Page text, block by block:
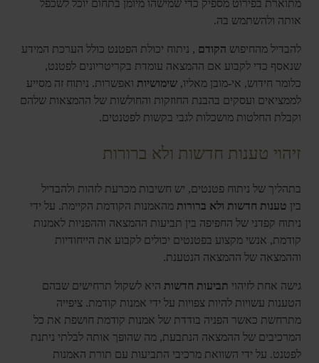
מתוארת בפירוט מספיק כדי שמישהו מיומן בתחום יוכל לשכפל
אותה ולהשתמש בה.
להבדיל מהחיפוש הקודם , ניתוח יכולת הפטנט כולל הערכת המידע
שנאסף כדי לקבוע אם ההמצאה עומדת בקריטריונים לפטנט,
כלומר חידוש, אי-מובן מאליו,שימושיות ואפשרות. ניתוח זה מסייע
לממציאים ועסקים בהבנת החוזקות והחולשות של ההמצאות שלהם
וקבלת החלטות מושכלות לגבי בקשות לפטנטים.
זיהוי טענות חדשות ולא ברורות
בתהליך של ניתוח פטנטים, יש חשיבות מכרעת לזהות ולהבדיל
בין טענות חדשות ולא ברורות מהאמנות הקודמת הקיימת. על ידי
ניתוח קפדני של החפיפה בין תביעות ההמצאה וההפניות לאמנות
קודמת, אנשי מקצוע בפטנטים יכולים לקבוע את הייחודיות
וההמצאה של ההמצאה הנטענת.
גישה אחת לזיהוי תביעות חדשות היא לשקול תרחישים שבהם
הטענות עשויות להיות צפויות על ידי אמנות קודמת. ציפייה
מתרחשת כאשר הפניה בודדת של אמנות קודמת חושפת את כל
המרכיבים של ההמצאה הנתבעת, מה שהופך אותה לבלתי ניתנת
לפטנט. על ידי השוואת מרכיבי התביעות עם תורת האמנות